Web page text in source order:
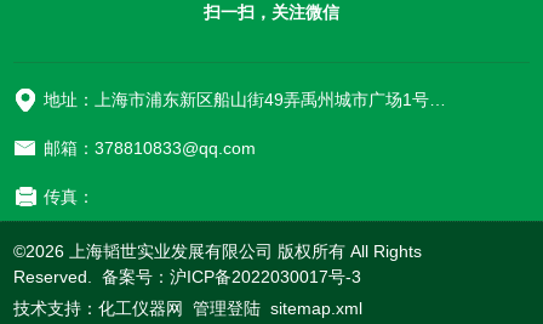
扫一扫，关注微信
地址：上海市浦东新区船山街49弄禹州城市广场1号楼906
邮箱：378810833@qq.com
传真：
©2026 上海韬世实业发展有限公司 版权所有 All Rights
Reserved. 备案号：沪ICP备2022030017号-3
技术支持：化工仪器网 管理登陆 sitemap.xml